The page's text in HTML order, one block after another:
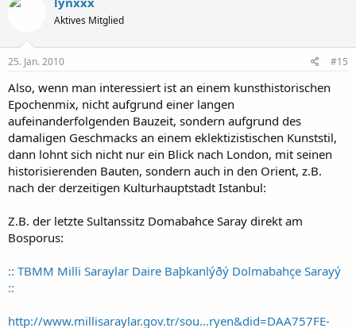
Aktives Mitglied
25. Jan. 2010 #15
Also, wenn man interessiert ist an einem kunsthistorischen
Epochenmix, nicht aufgrund einer langen
aufeinanderfolgenden Bauzeit, sondern aufgrund des
damaligen Geschmacks an einem eklektizistischen Kunststil,
dann lohnt sich nicht nur ein Blick nach London, mit seinen
historisierenden Bauten, sondern auch in den Orient, z.B.
nach der derzeitigen Kulturhauptstadt Istanbul:
Z.B. der letzte Sultanssitz Domabahce Saray direkt am
Bosporus:
:: TBMM Milli Saraylar Daire Baþkanlýðý Dolmabahçe Sarayý
::
http://www.millisaraylar.gov.tr/sou...ryen&did=DAA757FE-